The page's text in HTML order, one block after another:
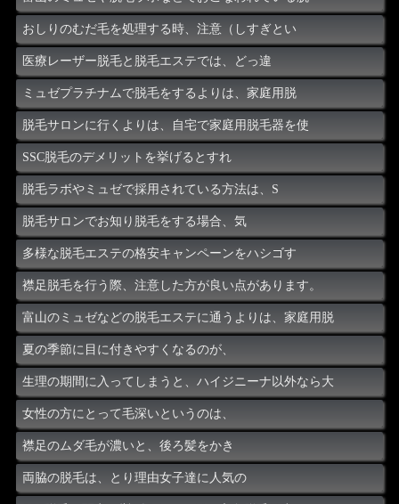
おしりのむだ毛を処理する時、注意（しすぎとい
医療レーザー脱毛と脱毛エステでは、どっ違
ミュゼプラチナムで脱毛をするよりは、家庭用脱
脱毛サロンに行くよりは、自宅で家庭用脱毛器を使
SSC脱毛のデメリットを挙げるとすれ
脱毛ラボやミュゼで採用されている方法は、S
脱毛サロンでお知り脱毛をする場合、気
多様な脱毛エステの格安キャンペーンをハシゴす
襟足脱毛を行う際、注意した方が良い点があります。
富山のミュゼなどの脱毛エステに通うよりは、家庭用脱
夏の季節に目に付きやすくなるのが、
生理の期間に入ってしまうと、ハイジニーナ以外なら大
女性の方にとって毛深いというのは、
襟足のムダ毛が濃いと、後ろ髪をかき
両脇の脱毛は、とり理由女子達に人気の